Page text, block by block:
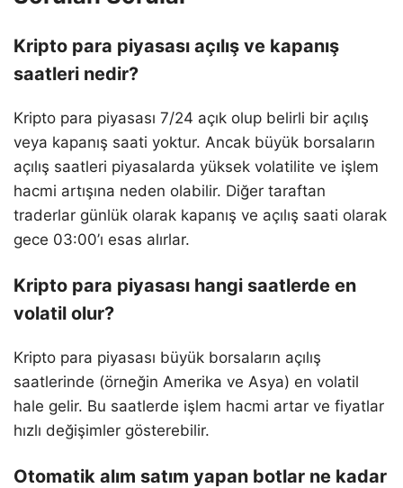
Kripto para piyasası açılış ve kapanış
saatleri nedir?
Kripto para piyasası 7/24 açık olup belirli bir açılış
veya kapanış saati yoktur. Ancak büyük borsaların
açılış saatleri piyasalarda yüksek volatilite ve işlem
hacmi artışına neden olabilir. Diğer taraftan
traderlar günlük olarak kapanış ve açılış saati olarak
gece 03:00’ı esas alırlar.
Kripto para piyasası hangi saatlerde en
volatil olur?
Kripto para piyasası büyük borsaların açılış
saatlerinde (örneğin Amerika ve Asya) en volatil
hale gelir. Bu saatlerde işlem hacmi artar ve fiyatlar
hızlı değişimler gösterebilir.
Otomatik alım satım yapan botlar ne kadar